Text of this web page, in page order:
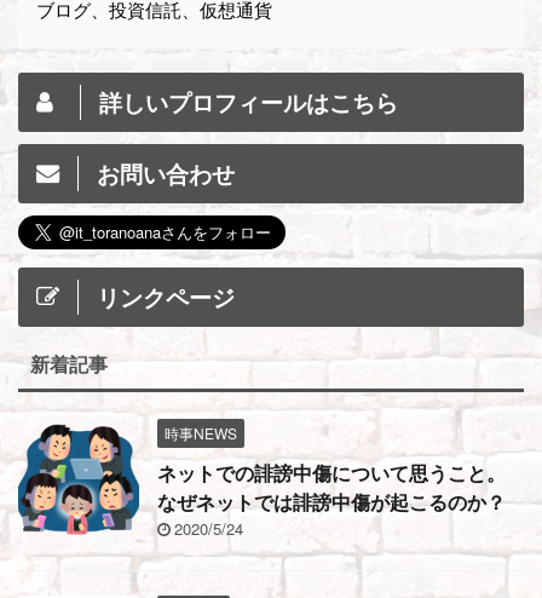
ブログ、投資信託、仮想通貨
詳しいプロフィールはこちら
お問い合わせ
リンクページ
新着記事
時事NEWS
ネットでの誹謗中傷について思うこと。
なぜネットでは誹謗中傷が起こるのか？
2020/5/24